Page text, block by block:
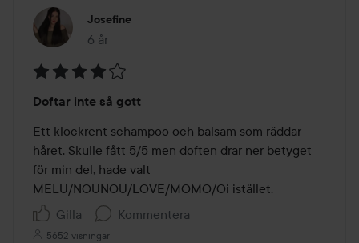
Josefine
6 år
Inlägget skapades 6 år
4
av
5
Doftar inte så gott
Ett klockrent schampoo och balsam som räddar
håret. Skulle fått 5/5 men doften drar ner betyget
för min del, hade valt
MELU/NOUNOU/LOVE/MOMO/Oi istället.
Gilla
Kommentera
5652 visningar